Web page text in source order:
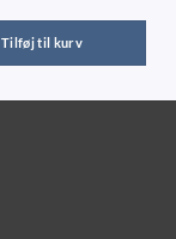
Tilføj til kurv